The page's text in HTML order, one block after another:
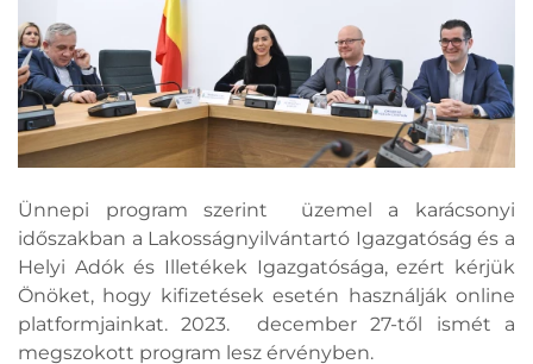
Ünnepi program szerint üzemel a karácsonyi
időszakban a Lakosságnyilvántartó Igazgatóság és a
Helyi Adók és Illetékek Igazgatósága, ezért kérjük
Önöket, hogy kifizetések esetén használják online
platformjainkat. 2023. december 27-től ismét a
megszokott program lesz érvényben.